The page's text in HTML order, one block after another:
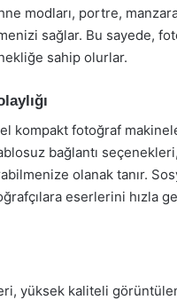
modları, portre,
sağlar. Bu sayede,
sahip olurlar.
fotoğraf
bağlantı seçenekleri,
olanak tanır.
eserlerini hızla
yüksek kaliteli